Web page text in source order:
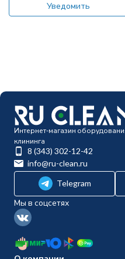
Уведомить
Интернет-магазин
клининга
8 (343) 302-12-42
info@ru-clean.ru
Telegram
Мы в соцсетях